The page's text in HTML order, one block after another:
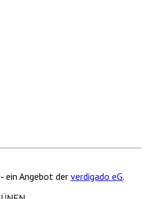
‐ ein Angebot der verdigado eG.